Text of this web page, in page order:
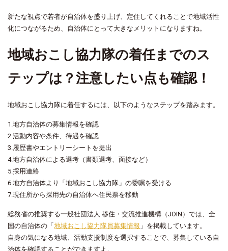
新たな視点で若者が自治体を盛り上げ、定住してくれることで地域活性
化につながるため、自治体にとって大きなメリットになりますね。
地域おこし協力隊の着任までのス
テップは？注意したい点も確認！
地域おこし協力隊に着任するには、以下のようなステップを踏みます。
1.地方自治体の募集情報を確認
2.活動内容や条件、待遇を確認
3.履歴書やエントリーシートを提出
4.地方自治体による選考（書類選考、面接など）
5.採用連絡
6.地方自治体より「地域おこし協力隊」の委嘱を受ける
7.現住所から採用先の自治体へ住民票を移動
総務省の推奨する一般社団法人 移住・交流推進機構（JOIN）では、全
国の自治体の「地域おこし協力隊員募集情報 」を掲載しています。
自身の気になる地域、活動支援制度を選択することで、募集している自
治体を確認することができますよ。